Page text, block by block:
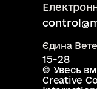
Єдина
15-28
© Увесь
Creative